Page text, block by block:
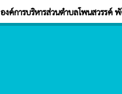
องค์การบริหารส่วนตำบลโพนสวรรค์ พั